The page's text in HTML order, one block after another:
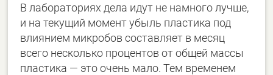
В лабораториях дела идут не намного лучше,
и на текущий момент убыль пластика под
влиянием микробов составляет в месяц
всего несколько процентов от общей массы
пластика ― это очень мало. Тем временем